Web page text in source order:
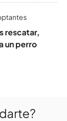
rescatar,
un perro